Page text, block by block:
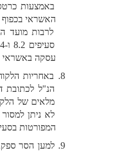
עסקה באשראי בגובה
הנ"ל לכתובת דוא"ל:
המפורטות בסעיף זה